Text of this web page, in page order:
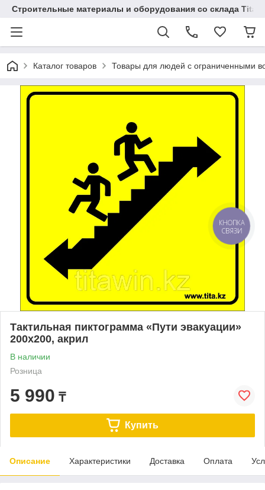
Строительные материалы и оборудования со склада
Каталог товаров Товары для людей с ограниченными
Тактильная пиктограмма «Пути эвакуации»
200х200, акрил
В наличии
Розница
5 990 ₸
Купить
Описание Характеристики Доставка Оплата
КНОПКА
СВЯЗИ